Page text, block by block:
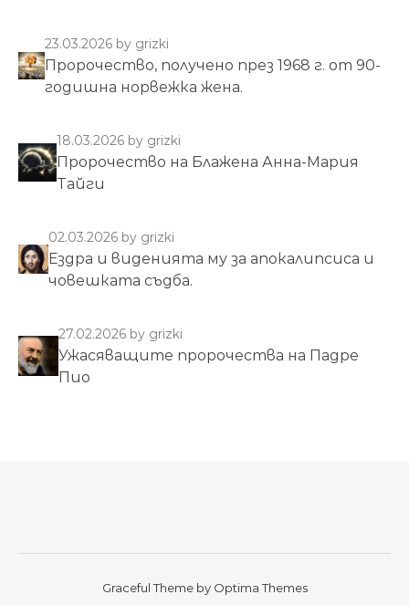
23.03.2026 by grizki
Пророчество, получено през 1968 г. от 90-
годишна норвежка жена.
18.03.2026 by grizki
Пророчество на Блажена Анна-Мария
Тайги
02.03.2026 by grizki
Ездра и виденията му за апокалипсиса и
човешката съдба.
27.02.2026 by grizki
Ужасяващите пророчества на Падре
Пио
Graceful Theme by Optima Themes